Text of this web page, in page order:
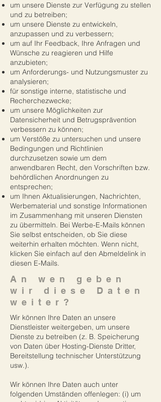
um unsere Dienste zur Verfügung zu stellen
und zu betreiben;
um unsere Dienste zu entwickeln,
anzupassen und zu verbessern;
um auf Ihr Feedback, Ihre Anfragen und
Wünsche zu reagieren und Hilfe
anzubieten;
um Anforderungs- und Nutzungsmuster zu
analysieren;
für sonstige interne, statistische und
Recherchezwecke;
um unsere Möglichkeiten zur
Datensicherheit und Betrugsprävention
verbessern zu können;
um Verstöße zu untersuchen und unsere
Bedingungen und Richtlinien
durchzusetzen sowie um dem
anwendbaren Recht, den Vorschriften bzw.
behördlichen Anordnungen zu
entsprechen;
um Ihnen Aktualisierungen, Nachrichten,
Werbematerial und sonstige Informationen
im Zusammenhang mit unseren Diensten
zu übermitteln. Bei Werbe-E-Mails können
Sie selbst entscheiden, ob Sie diese
weiterhin erhalten möchten. Wenn nicht,
klicken Sie einfach auf den Abmeldelink in
diesen E-Mails.
An wen geben
wir diese Daten
weiter?
Wir können Ihre Daten an unsere
Dienstleister weitergeben, um unsere
Dienste zu betreiben (z. B. Speicherung
von Daten über Hosting-Dienste Dritter,
Bereitstellung technischer Unterstützung
usw.).
Wir können Ihre Daten auch unter
folgenden Umständen offenlegen: (i) um